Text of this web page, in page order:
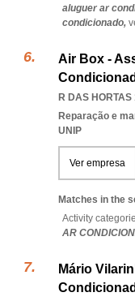
aluguer ar
condicionado,
Air Box -
R DAS
Reparação e
UNIP
Ver empresa
Matches in the
Activity
AR
Mário